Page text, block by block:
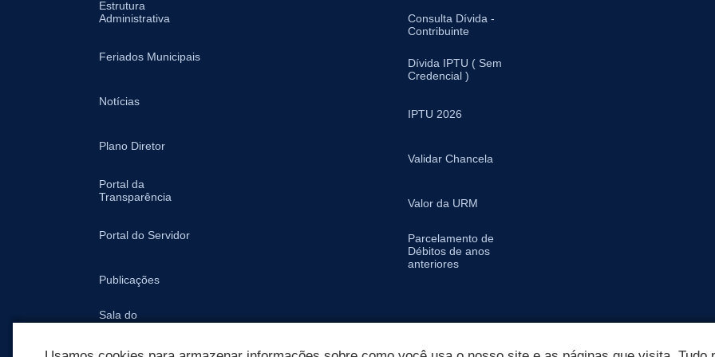
Estrutura
Administrativa
Feriados Municipais
Notícias
Plano Diretor
Portal da
Transparência
Portal do Servidor
Publicações
Sala do
Consulta Dívida -
Contribuinte
Dívida IPTU ( Sem
Credencial )
IPTU 2026
Validar Chancela
Valor da URM
Parcelamento de
Débitos de anos
anteriores